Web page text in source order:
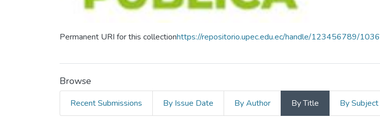
Permanent URI for this collectionhttps://repositorio.upec.edu.ec/handle/123456789/1036
Browse
Recent Submissions By Issue Date By Author By Title By Subject